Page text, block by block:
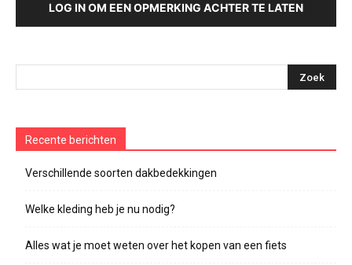
LOG IN OM EEN OPMERKING ACHTER TE LATEN
Recente berichten
Verschillende soorten dakbedekkingen
Welke kleding heb je nu nodig?
Alles wat je moet weten over het kopen van een fiets